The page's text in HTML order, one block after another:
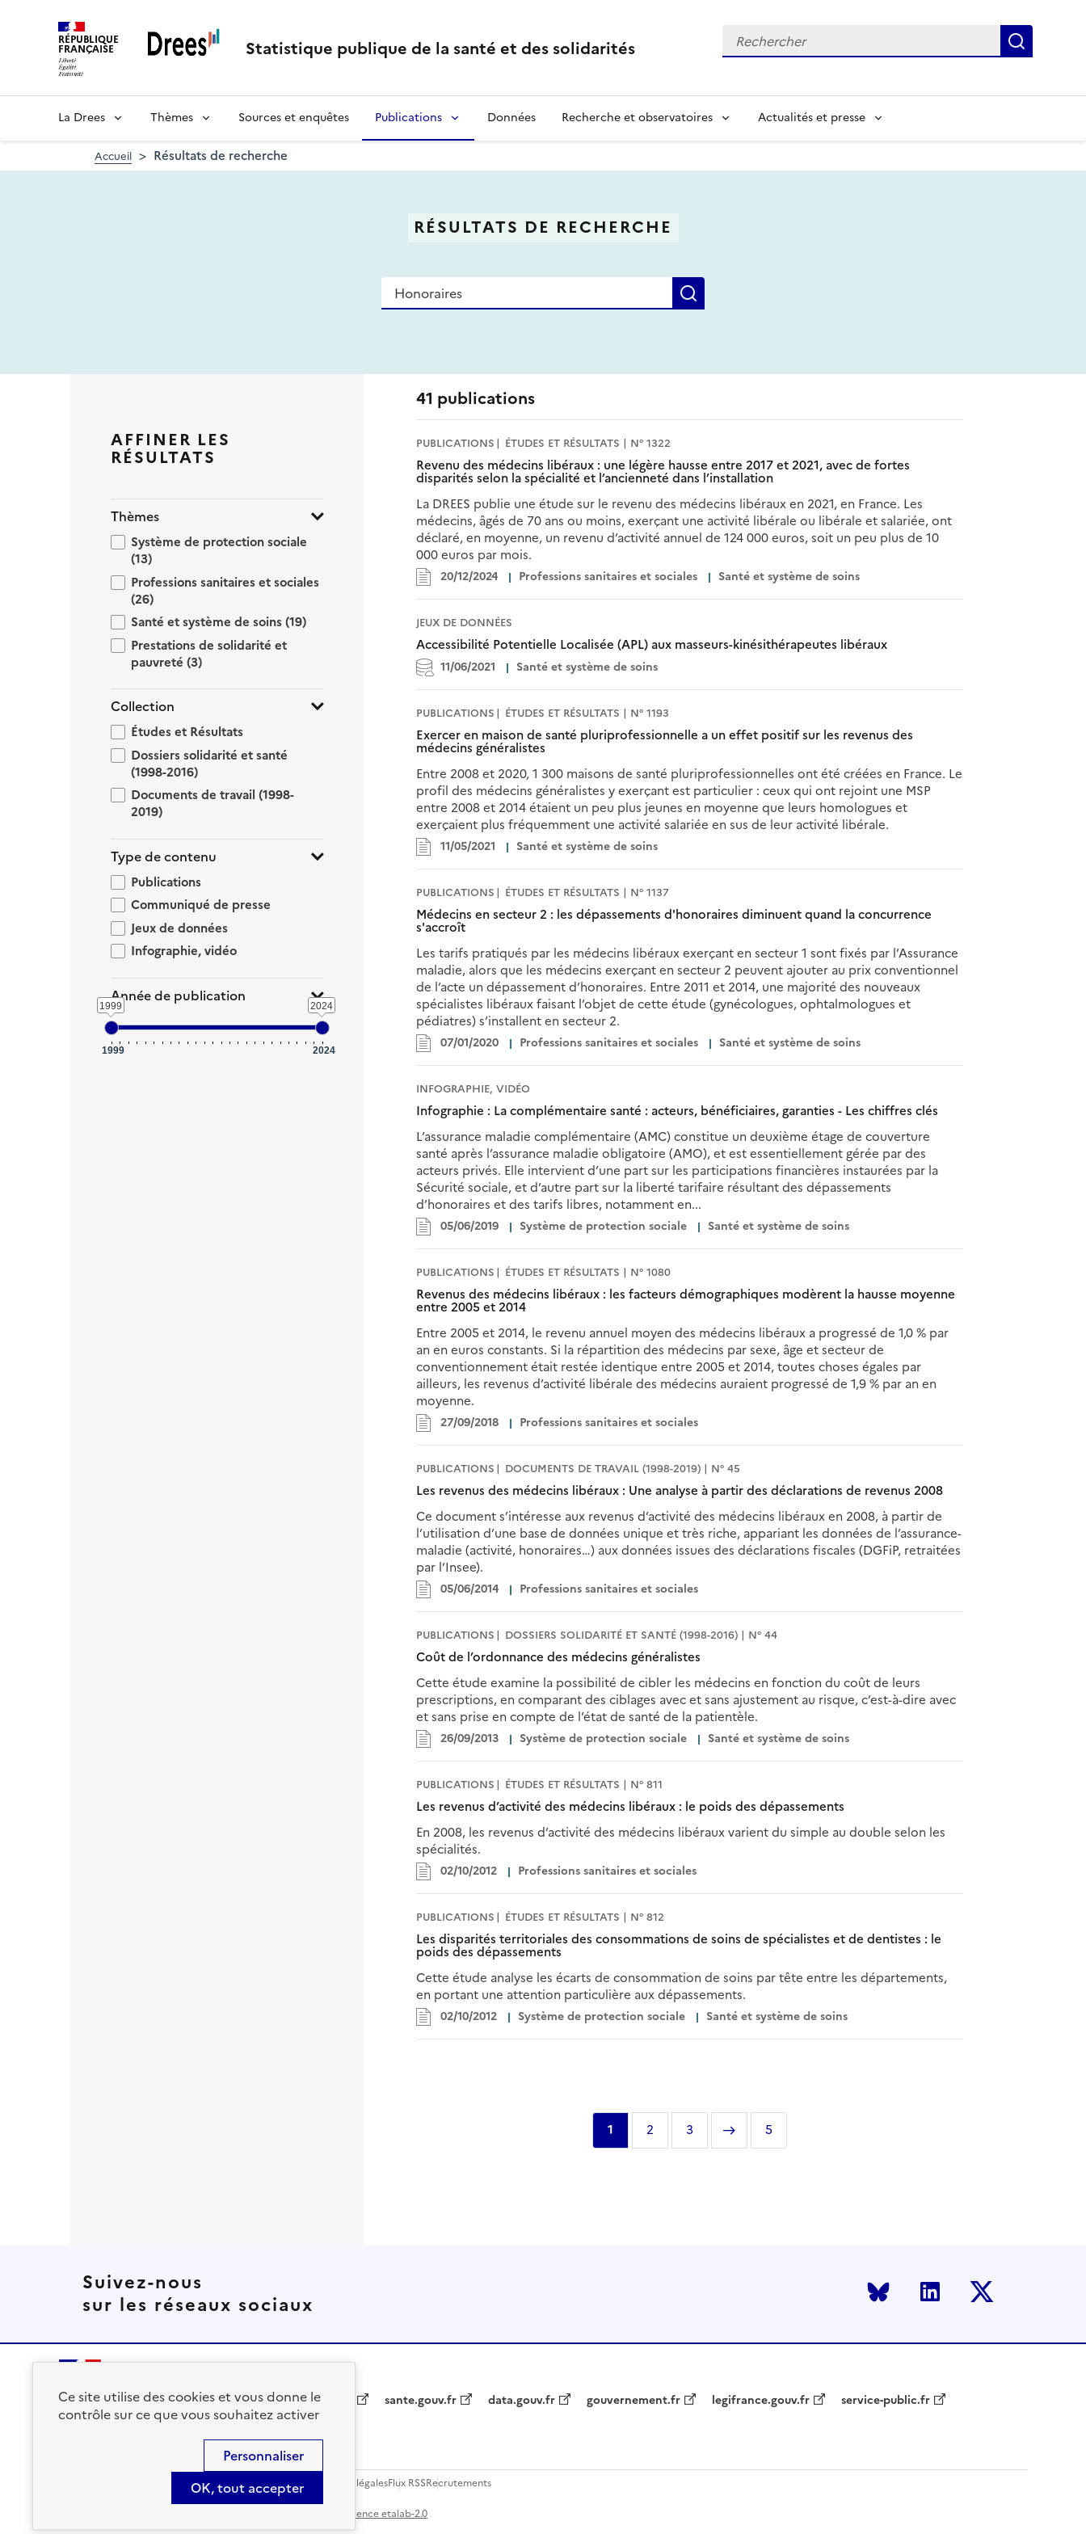
RÉPUBLIQUE
FRANÇAISE Statistique publique de la santé et des solidarités
Recherche
La Drees Thèmes Sources et enquêtes Publications Données Recherche et observatoires Actualités et presse
Accueil Résultats de recherche
RÉSULTATS DE RECHERCHE
Recherche
AFFINER LES
RÉSULTATS
Thèmes
Système de protection sociale
(13)
Professions sanitaires et sociales
(26)
Santé et système de soins(19)
Prestations de solidarité et
pauvreté (3)
Collection
Études et Résultats
Dossiers solidarité et santé
(1998-2016)
Documents de travail (1998-
2019)
Type de contenu
Publications
Communiqué de presse
Jeux de données
Infographie, vidéo
Année de publication
1999 2024
1999 2024
41 publications
PUBLICATIONS ÉTUDES ET RÉSULTATS | N° 1322
Revenu des médecins libéraux : une légère hausse entre 2017 et 2021, avec de fortes
disparités selon la spécialité et l’ancienneté dans l’installation
La DREES publie une étude sur le revenu des médecins libéraux en 2021, en France. Les
médecins, âgés de 70 ans ou moins, exerçant une activité libérale ou libérale et salariée, ont
déclaré, en moyenne, un revenu d’activité annuel de 124 000 euros, soit un peu plus de 10
000 euros par mois.
20/12/2024 Professions sanitaires et sociales Santé et système de soins
JEUX DE DONNÉES
Accessibilité Potentielle Localisée (APL) aux masseurs-kinésithérapeutes libéraux
11/06/2021 Santé et système de soins
PUBLICATIONS ÉTUDES ET RÉSULTATS | N° 1193
Exercer en maison de santé pluriprofessionnelle a un effet positif sur les revenus des
médecins généralistes
Entre 2008 et 2020, 1 300 maisons de santé pluriprofessionnelles ont été créées en France. Le
profil des médecins généralistes y exerçant est particulier : ceux qui ont rejoint une MSP
entre 2008 et 2014 étaient un peu plus jeunes en moyenne que leurs homologues et
exerçaient plus fréquemment une activité salariée en sus de leur activité libérale.
11/05/2021 Santé et système de soins
PUBLICATIONS ÉTUDES ET RÉSULTATS | N° 1137
Médecins en secteur 2 : les dépassements d'honoraires diminuent quand la concurrence
s'accroît
Les tarifs pratiqués par les médecins libéraux exerçant en secteur 1 sont fixés par l’Assurance
maladie, alors que les médecins exerçant en secteur 2 peuvent ajouter au prix conventionnel
de l’acte un dépassement d’honoraires. Entre 2011 et 2014, une majorité des nouveaux
spécialistes libéraux faisant l’objet de cette étude (gynécologues, ophtalmologues et
pédiatres) s’installent en secteur 2.
07/01/2020 Professions sanitaires et sociales Santé et système de soins
INFOGRAPHIE, VIDÉO
Infographie : La complémentaire santé : acteurs, bénéficiaires, garanties - Les chiffres clés
L’assurance maladie complémentaire (AMC) constitue un deuxième étage de couverture
santé après l’assurance maladie obligatoire (AMO), et est essentiellement gérée par des
acteurs privés. Elle intervient d’une part sur les participations financières instaurées par la
Sécurité sociale, et d’autre part sur la liberté tarifaire résultant des dépassements
d’honoraires et des tarifs libres, notamment en...
05/06/2019 Système de protection sociale Santé et système de soins
PUBLICATIONS ÉTUDES ET RÉSULTATS | N° 1080
Revenus des médecins libéraux : les facteurs démographiques modèrent la hausse moyenne
entre 2005 et 2014
Entre 2005 et 2014, le revenu annuel moyen des médecins libéraux a progressé de 1,0 % par
an en euros constants. Si la répartition des médecins par sexe, âge et secteur de
conventionnement était restée identique entre 2005 et 2014, toutes choses égales par
ailleurs, les revenus d’activité libérale des médecins auraient progressé de 1,9 % par an en
moyenne.
27/09/2018 Professions sanitaires et sociales
PUBLICATIONS DOCUMENTS DE TRAVAIL (1998-2019) | N° 45
Les revenus des médecins libéraux : Une analyse à partir des déclarations de revenus 2008
Ce document s’intéresse aux revenus d’activité des médecins libéraux en 2008, à partir de
l’utilisation d’une base de données unique et très riche, appariant les données de l’assurance-
maladie (activité, honoraires…) aux données issues des déclarations fiscales (DGFiP, retraitées
par l’Insee).
05/06/2014 Professions sanitaires et sociales
PUBLICATIONS DOSSIERS SOLIDARITÉ ET SANTÉ (1998-2016) | N° 44
Coût de l’ordonnance des médecins généralistes
Cette étude examine la possibilité de cibler les médecins en fonction du coût de leurs
prescriptions, en comparant des ciblages avec et sans ajustement au risque, c’est-à-dire avec
et sans prise en compte de l’état de santé de la patientèle.
26/09/2013 Système de protection sociale Santé et système de soins
PUBLICATIONS ÉTUDES ET RÉSULTATS | N° 811
Les revenus d’activité des médecins libéraux : le poids des dépassements
En 2008, les revenus d’activité des médecins libéraux varient du simple au double selon les
spécialités.
02/10/2012 Professions sanitaires et sociales
PUBLICATIONS ÉTUDES ET RÉSULTATS | N° 812
Les disparités territoriales des consommations de soins de spécialistes et de dentistes : le
poids des dépassements
Cette étude analyse les écarts de consommation de soins par tête entre les départements,
en portant une attention particulière aux dépassements.
02/10/2012 Système de protection sociale Santé et système de soins
Page
courante
1 Page
2 Page
3
Page
suivante
Dernière
page
5
Suivez-nous
sur les réseaux sociaux
Bluesky LinkedInTwitter
solidarites.gouv.fr sante.gouv.fr data.gouv.fr gouvernement.fr legifrance.gouv.fr service-public.fr
Contact S'abonnerPlan du site Mentions légalesFlux RSSRecrutements
licence etalab-2.0
Ce site utilise des cookies et vous donne le
contrôle sur ce que vous souhaitez activer
OK, tout accepter
Personnaliser